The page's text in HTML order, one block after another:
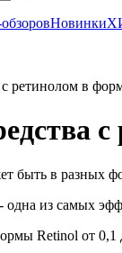
Новинки
ретинолом в
быть в разных
из самых
Retinol от 0,1